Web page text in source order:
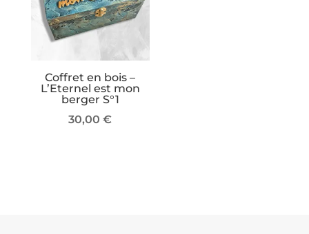
Coffret en bois –
L’Eternel est mon
berger S°1
30,00€